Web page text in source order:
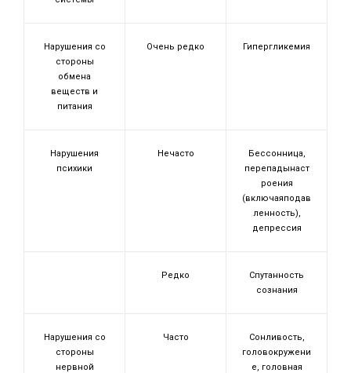
Нарушения со
стороны
обмена
веществ и
питания
Очень редко Гипергликемия
Нарушения
психики
Нечасто
Бессонница,
перепадынаст
роения
(включаяподав
ленность),
депрессия
Редко
Спутанность
сознания
Нарушения со
стороны
нервной
Часто
Сонливость,
головокружени
е, головная